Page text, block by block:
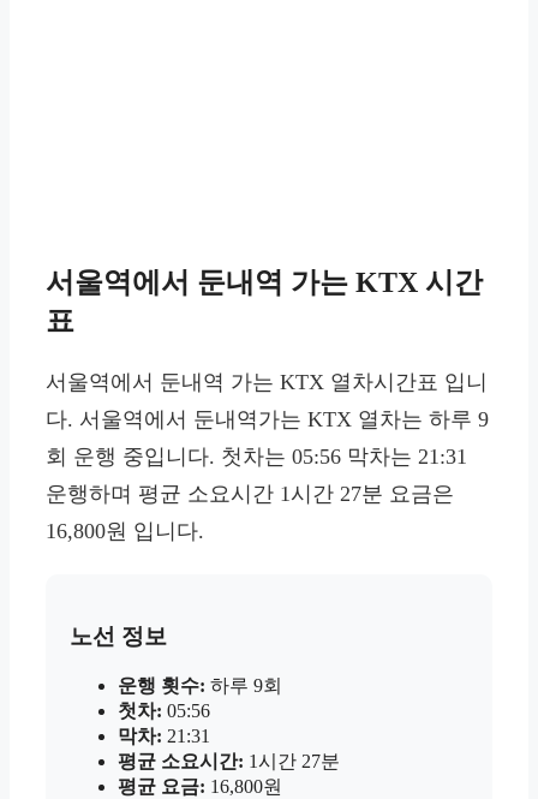
서울역에서 둔내역 가는 KTX 시간
표
서울역에서 둔내역 가는 KTX 열차시간표 입니
다. 서울역에서 둔내역가는 KTX 열차는 하루 9
회 운행 중입니다. 첫차는 05:56 막차는 21:31
운행하며 평균 소요시간 1시간 27분 요금은
16,800원 입니다.
노선 정보
운행 횟수: 하루 9회
첫차: 05:56
막차: 21:31
평균 소요시간: 1시간 27분
평균 요금: 16,800원